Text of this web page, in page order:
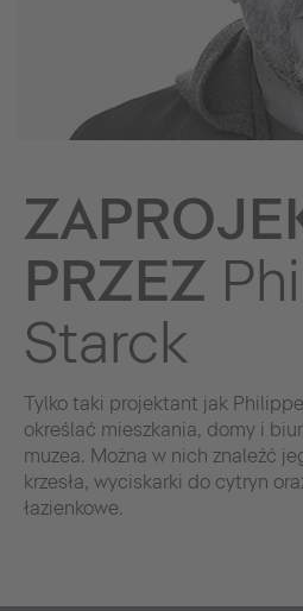
PRZEZ
Starck
Tylko taki projektant jak
określać mieszkania, domy i
muzea. Można w nich znaleźć
krzesła, wyciskarki do cytryn
łazienkowe.